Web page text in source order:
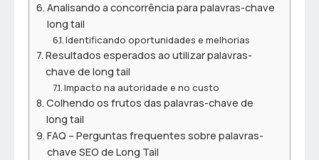
Analisando a concorrência para palavras-chave
long tail
Identificando oportunidades e melhorias
Resultados esperados ao utilizar palavras-
chave de long tail
Impacto na autoridade e no custo
Colhendo os frutos das palavras-chave de
long tail
FAQ – Perguntas frequentes sobre palavras-
chave SEO de Long Tail